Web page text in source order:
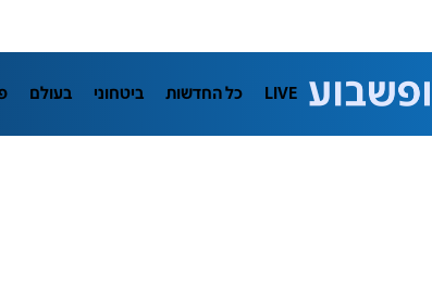
LIVE כל החדשות ביטחוני בעולם